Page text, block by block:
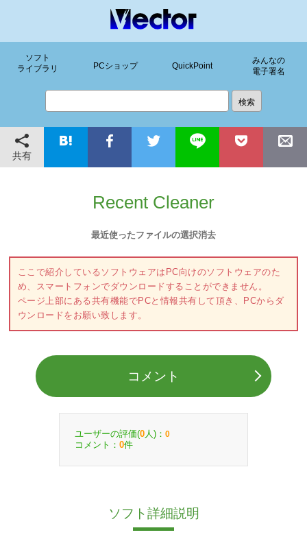
ソフト
ライブラリ
PCショップ QuickPoint
みんなの
電子署名
共有
Recent Cleaner
最近使ったファイルの選択消去
ここで紹介しているソフトウェアはPC向けのソフトウェアのた
め、スマートフォンでダウンロードすることができません。
ページ上部にある共有機能でPCと情報共有して頂き、PCからダ
ウンロードをお願い致します。
コメント
ユーザーの評価(0 人)： 0
コメント： 0件
ソフト詳細説明